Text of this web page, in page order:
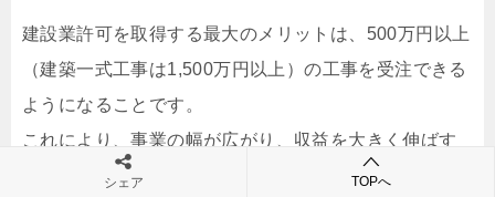
建設業許可を取得する最大のメリットは、500万円以上
（建築一式工事は1,500万円以上）の工事を受注できる
ようになることです。
これにより、事業の幅が広がり、収益を大きく伸ばす
チャンスが生まれます。
シェア TOPへ